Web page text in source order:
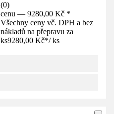
(0)
cenu — 9280,00 Kč *
Všechny ceny vč. DPH a bez
nákladů na přepravu za
ks9280,00 Kč*/ ks